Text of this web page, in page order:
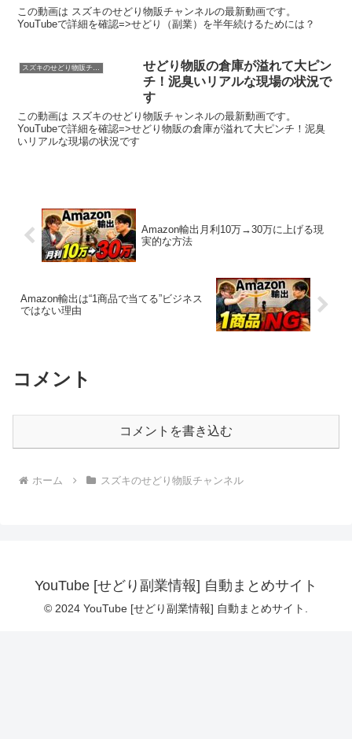
この動画は スズキのせどり物販チャンネルの最新動画です。
YouTubeで詳細を確認=>せどり（副業）を半年続けるためには？
スズキのせどり物販チャンネル
せどり物販の倉庫が溢れて大ピン
チ！泥臭いリアルな現場の状況で
す
この動画は スズキのせどり物販チャンネルの最新動画です。
YouTubeで詳細を確認=>せどり物販の倉庫が溢れて大ピンチ！泥臭
いリアルな現場の状況です
Amazon輸出月利10万→30万に上げる現
実的な方法
Amazon輸出は“1商品で当てる”ビジネス
ではない理由
コメント
コメントを書き込む
ホーム スズキのせどり物販チャンネル
YouTube [せどり副業情報] 自動まとめサイト
© 2024 YouTube [せどり副業情報] 自動まとめサイト.